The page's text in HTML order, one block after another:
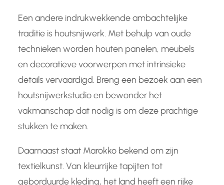
Een andere indrukwekkende ambachtelijke
traditie is houtsnijwerk. Met behulp van oude
technieken worden houten panelen, meubels
en decoratieve voorwerpen met intrinsieke
details vervaardigd. Breng een bezoek aan een
houtsnijwerkstudio en bewonder het
vakmanschap dat nodig is om deze prachtige
stukken te maken.
Daarnaast staat Marokko bekend om zijn
textielkunst. Van kleurrijke tapijten tot
geborduurde kleding, het land heeft een rijke